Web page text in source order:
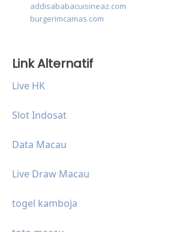
addisababacuisineaz.com
burgerimcamas.com
Link Alternatif
Live HK
Slot Indosat
Data Macau
Live Draw Macau
togel kamboja